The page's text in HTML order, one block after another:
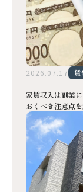
2026.07.17 賃
家賃収入は副業
おくべき注意点